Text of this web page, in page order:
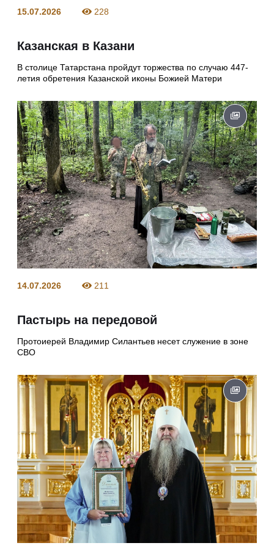
15.07.2026 228
Казанская в Казани
В столице Татарстана пройдут торжества по случаю 447-
летия обретения Казанской иконы Божией Матери
14.07.2026 211
Пастырь на передовой
Протоиерей Владимир Силантьев несет служение в зоне
СВО